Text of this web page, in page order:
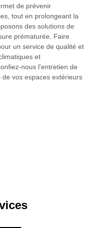
de prévenir
tout en prolongeant la
des solutions de
prématurée. Faire
un service de qualité et
et
nous l'entretien de
vos espaces extérieurs